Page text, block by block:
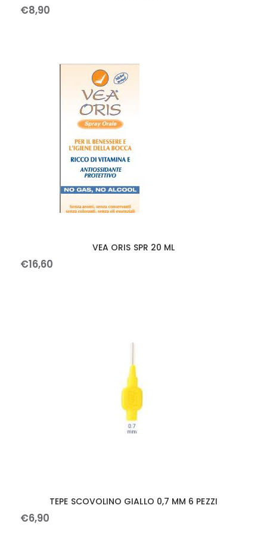
€8,90
VEA ORIS SPR 20 ML
€16,60
TEPE SCOVOLINO GIALLO 0,7 MM 6 PEZZI
€6,90